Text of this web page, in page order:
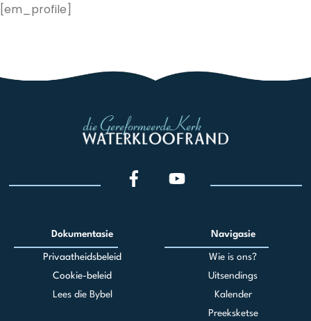
Skip
[em_profile]
Dokumentasie
Privaatheidsbeleid
Cookie-beleid
Lees die Bybel
Navigasie
Wie is ons?
Uitsendings
Kalender
Preeksketse